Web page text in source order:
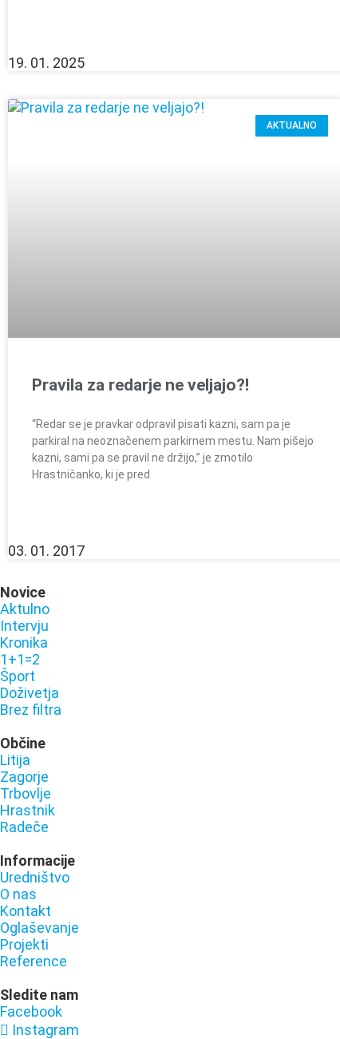
19. 01. 2025
AKTUALNO
Pravila za redarje ne veljajo?!
“Redar se je pravkar odpravil pisati kazni, sam pa je
parkiral na neoznačenem parkirnem mestu. Nam pišejo
kazni, sami pa se pravil ne držijo,” je zmotilo
Hrastničanko, ki je pred
03. 01. 2017
Novice
Aktulno
Intervju
Kronika
1+1=2
Šport
Doživetja
Brez filtra
Občine
Litija
Zagorje
Trbovlje
Hrastnik
Radeče
Informacije
Uredništvo
O nas
Kontakt
Oglaševanje
Projekti
Reference
Sledite nam
Facebook
Instagram